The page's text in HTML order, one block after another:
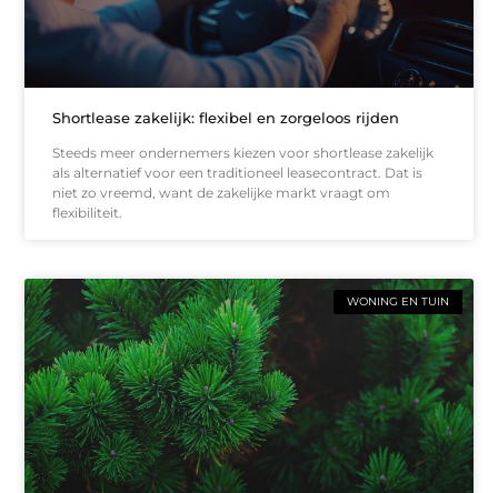
Shortlease zakelijk: flexibel en zorgeloos rijden
Steeds meer ondernemers kiezen voor shortlease zakelijk
als alternatief voor een traditioneel leasecontract. Dat is
niet zo vreemd, want de zakelijke markt vraagt om
flexibiliteit.
WONING EN TUIN